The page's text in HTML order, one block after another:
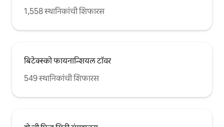
1,558 स्थानिकांची शिफारस
बिटेक्स्को फायनान्शियल टॉवर
549 स्थानिकांची शिफारस